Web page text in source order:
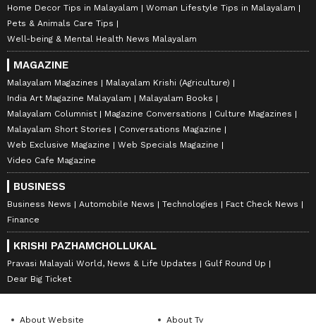
Home Decor Tips in Malayalam
Woman Lifestyle Tips in Malayalam
Pets & Animals Care Tips
Well-being & Mental Health News Malayalam
MAGAZINE
Malayalam Magazines
Malayalam Krishi (Agriculture)
India Art Magazine Malayalam
Malayalam Books
Malayalam Columnist
Magazine Conversations
Culture Magazines
Malayalam Short Stories
Conversations Magazine
Web Exclusive Magazine
Web Specials Magazine
Video Cafe Magazine
BUSINESS
Business News Automobile News Technologies
Fact Check News
Finance
KRISHI PAZHAMCHOLLUKAL
Pravasi Malayali World, News & Life Updates
Gulf Round Up
Dear Big Ticket
About Website
About Tv